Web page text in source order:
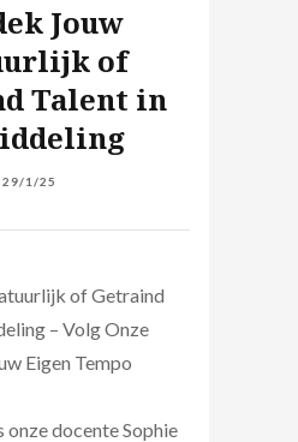
Jouw
of
Talent in
29/1/25
of Getraind
– Volg Onze
Eigen Tempo
onze docente Sophie